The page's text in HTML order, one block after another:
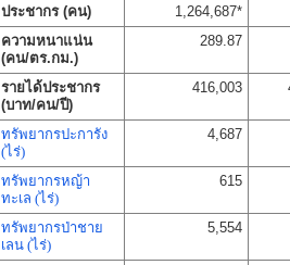
ประชากร (คน) 1,264,687*
ความหนาแน่น
(คน/ตร.กม.)
289.87
รายได้ประชากร
(บาท/คน/ปี)
416,003
ทรัพยากรปะการัง
(ไร่)
4,687
ทรัพยากรหญ้า
ทะเล (ไร่)
615
ทรัพยากรป่าชาย
เลน (ไร่)
5,554